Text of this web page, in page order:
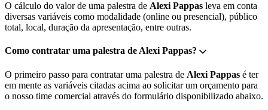
O cálculo do valor de uma palestra de Alexi Pappas leva em conta
diversas variáveis como modalidade (online ou presencial), público
total, local, duração da apresentação, entre outras.
Como contratar uma palestra de Alexi Pappas?
O primeiro passo para contratar uma palestra de Alexi Pappas é ter
em mente as variáveis citadas acima ao solicitar um orçamento para
o nosso time comercial através do formulário disponibilizado abaixo.